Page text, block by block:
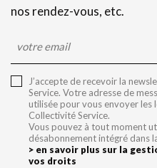
nos rendez-vous, etc.
mail
J’accepte de recevoir la
Service. Votre adresse de
utilisée pour vous envoyer
Collectivité Service.
Vous pouvez à tout moment
désabonnement intégré dans
> en savoir plus sur la
vos droits